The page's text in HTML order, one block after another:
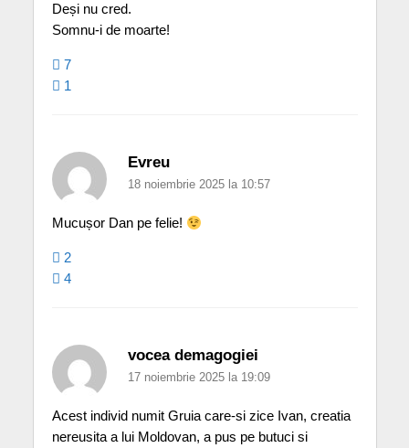
Deși nu cred.
Somnu-i de moarte!
7
1
Evreu
18 noiembrie 2025 la 10:57
Mucușor Dan pe felie!
2
4
vocea demagogiei
17 noiembrie 2025 la 19:09
Acest individ numit Gruia care-si zice Ivan, creatia
nereusita a lui Moldovan, a pus pe butuci si